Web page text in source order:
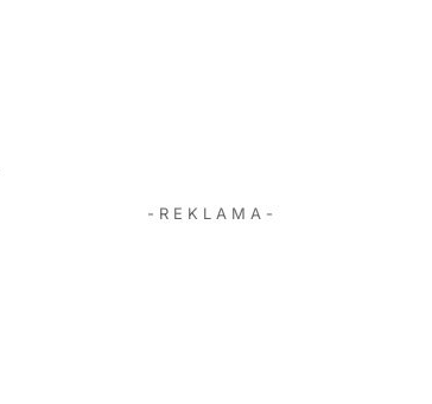
- R E K L A M A -